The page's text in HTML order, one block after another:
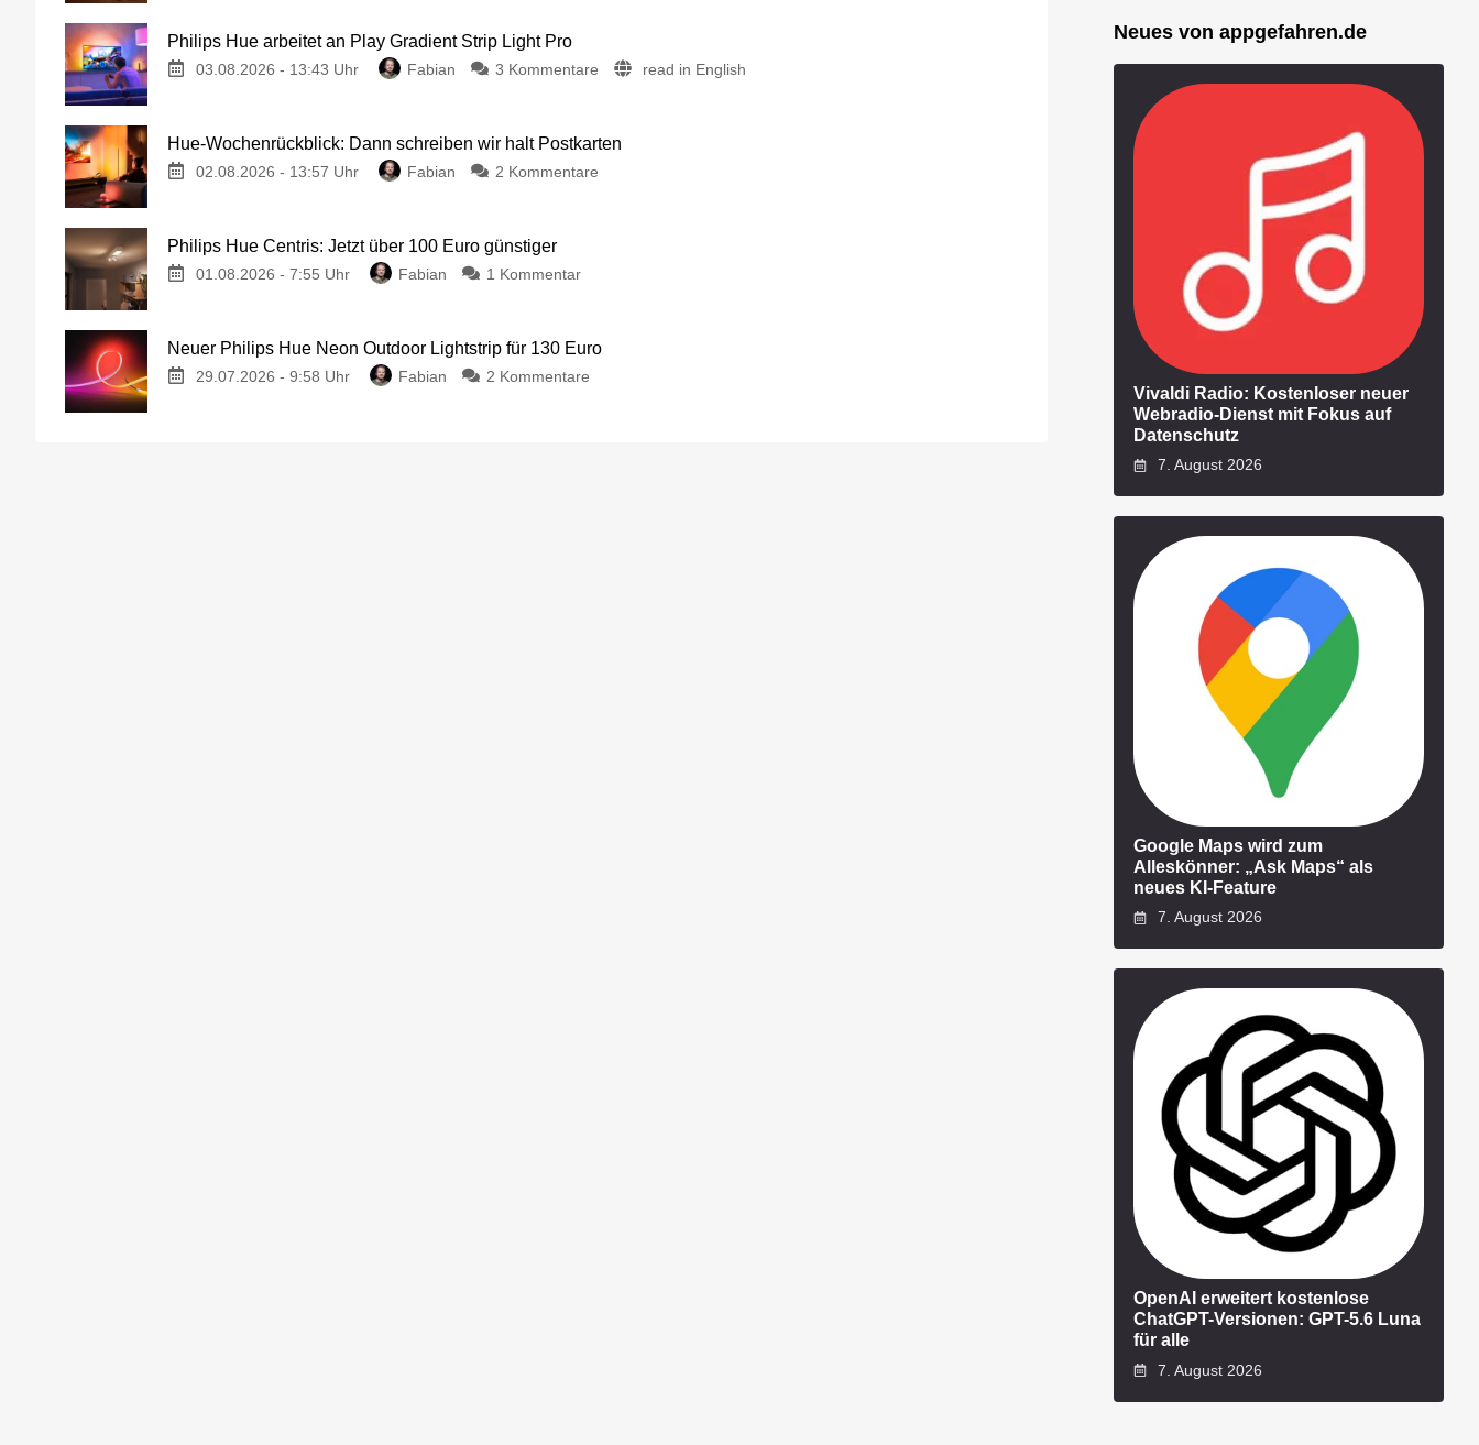
Philips Hue arbeitet an Play Gradient Strip Light Pro
03.08.2026 - 13:43 Uhr Fabian 3 Kommentare read in English
Hue-Wochenrückblick: Dann schreiben wir halt Postkarten
02.08.2026 - 13:57 Uhr Fabian 2 Kommentare
Philips Hue Centris: Jetzt über 100 Euro günstiger
01.08.2026 - 7:55 Uhr Fabian 1 Kommentar
Neuer Philips Hue Neon Outdoor Lightstrip für 130 Euro
29.07.2026 - 9:58 Uhr Fabian 2 Kommentare
Neues von appgefahren.de
Vivaldi Radio: Kostenloser neuer
Webradio-Dienst mit Fokus auf
Datenschutz
7. August 2026
Google Maps wird zum
Alleskönner: „Ask Maps“ als
neues KI-Feature
7. August 2026
OpenAI erweitert kostenlose
ChatGPT-Versionen: GPT-5.6 Luna
für alle
7. August 2026